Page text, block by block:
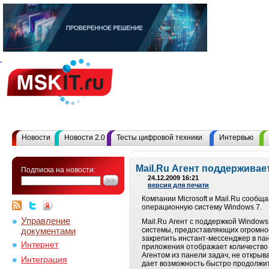
Новости Новости 2.0 Тесты цифровой техники Интервью
Подписка на новости:
Управление
документами
Интернет
Интеграция
Mail.Ru Агент
24.12.2009 16:21
версия для печати
Компании Microsoft и Mail.Ru
операционную систему Windows 7.
Mail.Ru Агент с поддержкой
системы, предоставляющих
закрепить инстант-мессенджер в
приложения отображает
Агентом из панели задач, не
дает возможность быстро